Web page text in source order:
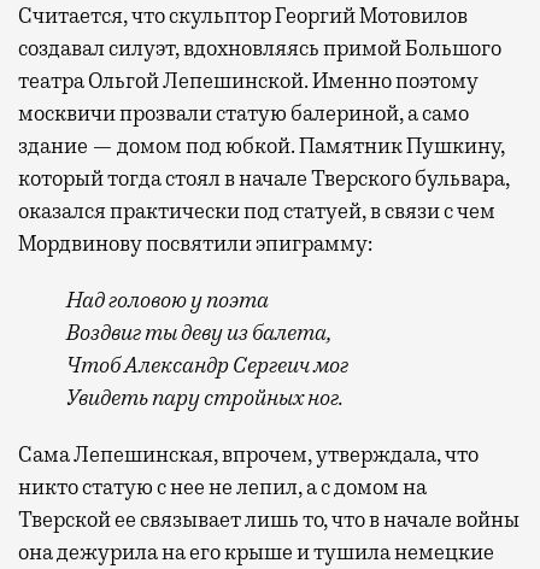
Считается, что скульптор Георгий Мотовилов
создавал силуэт, вдохновляясь примой Большого
театра Ольгой Лепешинской. Именно поэтому
москвичи прозвали статую балериной, а само
здание — домом под юбкой. Памятник Пушкину,
который тогда стоял в начале Тверского бульвара,
оказался практически под статуей, в связи с чем
Мордвинову посвятили эпиграмму:
Над головою у поэта
Воздвиг ты деву из балета,
Чтоб Александр Сергеич мог
Увидеть пару стройных ног.
Сама Лепешинская, впрочем, утверждала, что
никто статую с нее не лепил, а с домом на
Тверской ее связывает лишь то, что в начале войны
она дежурила на его крыше и тушила немецкие